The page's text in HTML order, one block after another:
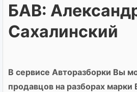
БАВ:
Сахалинский
В сервисе Авторазборки Вы
продавцов на разборах марки